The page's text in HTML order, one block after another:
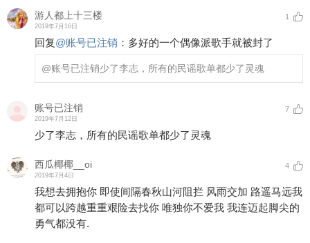
游人都上十三楼
2019年7月16日
1
回复@账号已注销 ： 多好的一个偶像派歌手就被封了
@账号已注销少了李志，所有的民谣歌单都少了灵魂
账号已注销
2019年7月12日
7
少了李志，所有的民谣歌单都少了灵魂
西瓜椰椰__oi
2019年7月4日
4
我想去拥抱你 即使间隔春秋山河阻拦 风雨交加 路遥马远我
都可以跨越重重艰险去找你 唯独你不爱我 我连迈起脚尖的
勇气都没有.